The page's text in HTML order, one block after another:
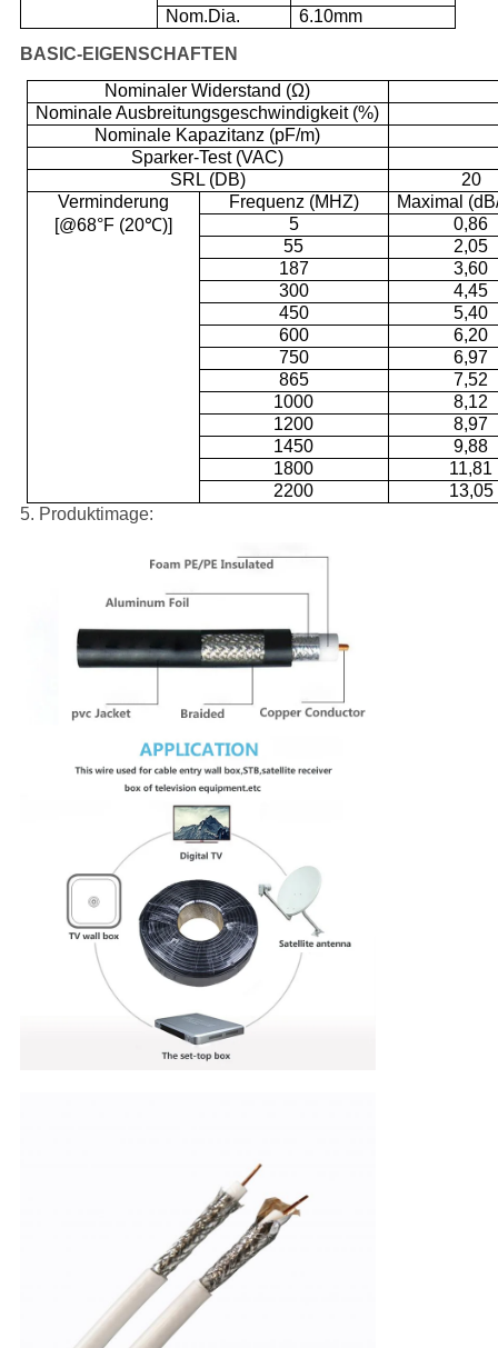
Nom.Dia.
6.10mm
BASIC-EIGENSCHAFTEN
Nominaler Widerstand (Ω)
Nominale Ausbreitungsgeschwindigkeit (%)
Nominale Kapazitanz (pF/m)
Sparker-Test (VAC)
SRL (DB)
20
Verminderung
[@68°F (20℃)]
Frequenz (MHZ)
Maximal
5
0,86
55
2,05
187
3,60
300
4,45
450
5,40
600
6,20
750
6,97
865
7,52
1000
8,12
1200
8,97
1450
9,88
1800
11,81
2200
13,05
5. Produktimage: